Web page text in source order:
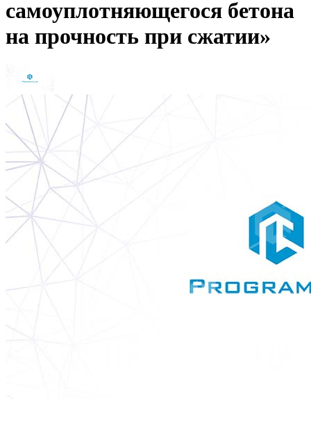
самоуплотняющегося бетона
на прочность при сжатии»